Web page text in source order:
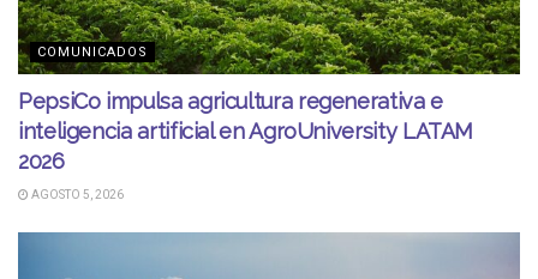
COMUNICADOS
PepsiCo impulsa agricultura regenerativa e
inteligencia artificial en AgroUniversity LATAM
2026
AGOSTO 5, 2026